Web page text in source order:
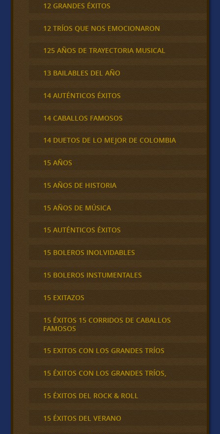
12 GRANDES ÉXITOS
12 TRÍOS QUE NOS EMOCIONARON
125 AÑOS DE TRAYECTORIA MUSICAL
13 BAILABLES DEL AÑO
14 AUTÉNTICOS ÉXITOS
14 CABALLOS FAMOSOS
14 DUETOS DE LO MEJOR DE COLOMBIA
15 AÑOS
15 AÑOS DE HISTORIA
15 AÑOS DE MÚSICA
15 AUTÉNTICOS ÉXITOS
15 BOLEROS INOLVIDABLES
15 BOLEROS INSTUMENTALES
15 EXITAZOS
15 ÉXITOS 15 CORRIDOS DE CABALLOS
FAMOSOS
15 EXITOS CON LOS GRANDES TRÍOS
15 ÉXITOS CON LOS GRANDES TRÍOS,
15 ÉXITOS DEL ROCK & ROLL
15 ÉXITOS DEL VERANO